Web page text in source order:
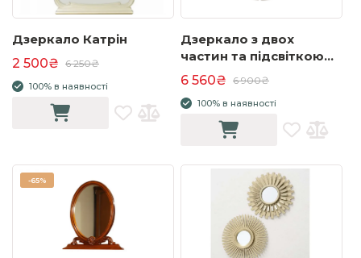
Дзеркало Катрін
2 500₴ 6 250₴
100% в наявності
Дзеркало з двох
частин та підсвіткою
Тренд / Trend TS-07
6 560₴ 6 900₴
100% в наявності
-65%